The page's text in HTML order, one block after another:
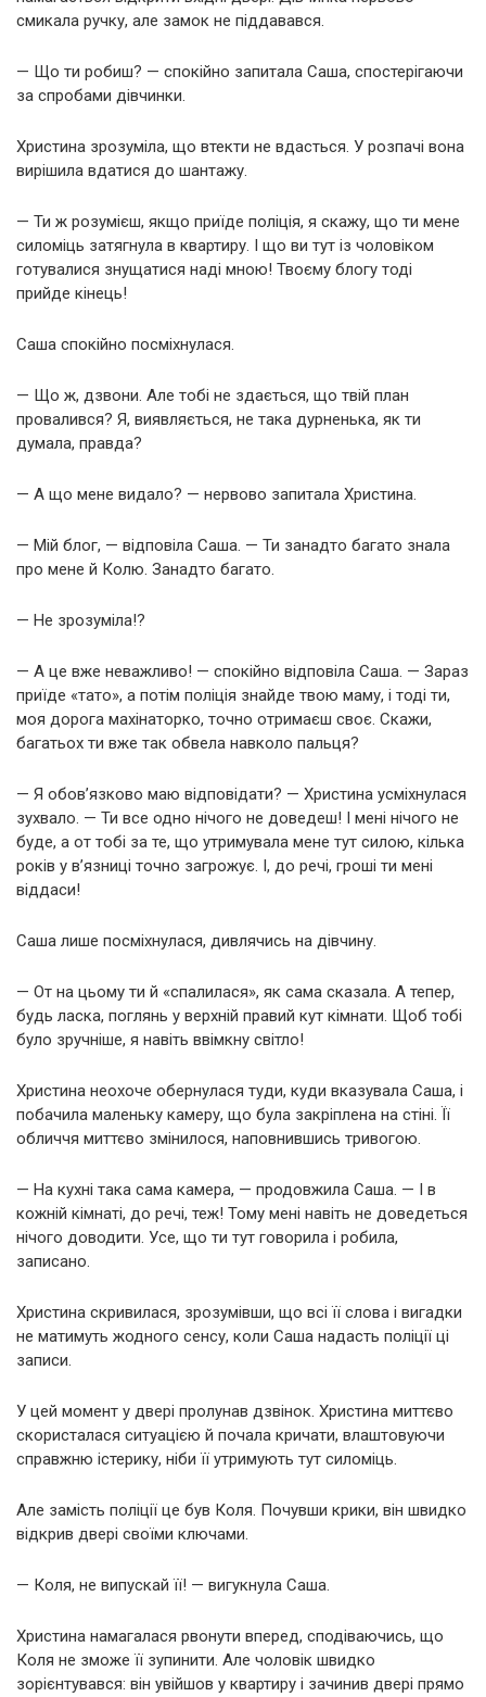
смикала ручку, але замок не піддавався.
— Що ти робиш? — спокійно запитала Саша, спостерігаючи
за спробами дівчинки.
Христина зрозуміла, що втекти не вдасться. У розпачі вона
вирішила вдатися до шантажу.
— Ти ж розумієш, якщо приїде поліція, я скажу, що ти мене
силоміць затягнула в квартиру. І що ви тут із чоловіком
готувалися знущатися наді мною! Твоєму блогу тоді
прийде кінець!
Саша спокійно посміхнулася.
— Що ж, дзвони. Але тобі не здається, що твій план
провалився? Я, виявляється, не така дурненька, як ти
думала, правда?
— А що мене видало? — нервово запитала Христина.
— Мій блог, — відповіла Саша. — Ти занадто багато знала
про мене й Колю. Занадто багато.
— Не зрозуміла!?
— А це вже неважливо! — спокійно відповіла Саша. — Зараз
приїде «тато», а потім поліція знайде твою маму, і тоді ти,
моя дорога махінаторко, точно отримаєш своє. Скажи,
багатьох ти вже так обвела навколо пальця?
— Я обов’язково маю відповідати? — Христина усміхнулася
зухвало. — Ти все одно нічого не доведеш! І мені нічого не
буде, а от тобі за те, що утримувала мене тут силою, кілька
років у в’язниці точно загрожує. І, до речі, гроші ти мені
віддаси!
Саша лише посміхнулася, дивлячись на дівчину.
— От на цьому ти й «спалилася», як сама сказала. А тепер,
будь ласка, поглянь у верхній правий кут кімнати. Щоб тобі
було зручніше, я навіть ввімкну світло!
Христина неохоче обернулася туди, куди вказувала Саша, і
побачила маленьку камеру, що була закріплена на стіні. Її
обличчя миттєво змінилося, наповнившись тривогою.
— На кухні така сама камера, — продовжила Саша. — І в
кожній кімнаті, до речі, теж! Тому мені навіть не доведеться
нічого доводити. Усе, що ти тут говорила і робила,
записано.
Христина скривилася, зрозумівши, що всі її слова і вигадки
не матимуть жодного сенсу, коли Саша надасть поліції ці
записи.
У цей момент у двері пролунав дзвінок. Христина миттєво
скористалася ситуацією й почала кричати, влаштовуючи
справжню істерику, ніби її утримують тут силоміць.
Але замість поліції це був Коля. Почувши крики, він швидко
відкрив двері своїми ключами.
— Коля, не випускай її! — вигукнула Саша.
Христина намагалася рвонути вперед, сподіваючись, що
Коля не зможе її зупинити. Але чоловік швидко
зорієнтувався: він увійшов у квартиру і зачинив двері прямо